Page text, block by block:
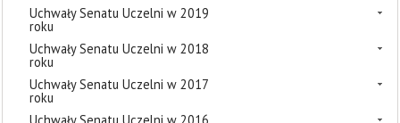
Uchwały Senatu Uczelni w 2019
roku
Uchwały Senatu Uczelni w 2018
roku
Uchwały Senatu Uczelni w 2017
roku